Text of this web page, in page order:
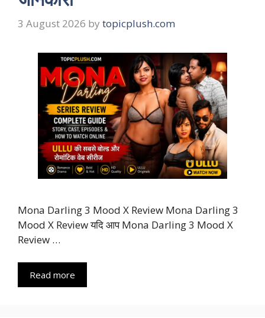
3 August 2026 by topicplush.com
Mona Darling 3 Mood X Review Mona Darling 3
Mood X Review यदि आप Mona Darling 3 Mood X
Review …
Read more